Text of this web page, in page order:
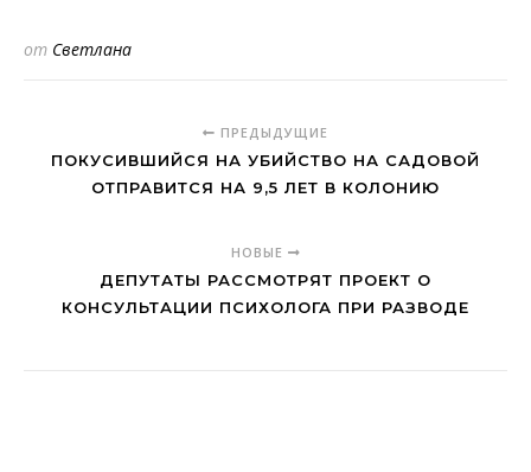
от Светлана
ПРЕДЫДУЩИЕ
ПОКУСИВШИЙСЯ НА УБИЙСТВО НА САДОВОЙ
ОТПРАВИТСЯ НА 9,5 ЛЕТ В КОЛОНИЮ
НОВЫЕ
ДЕПУТАТЫ РАССМОТРЯТ ПРОЕКТ О
КОНСУЛЬТАЦИИ ПСИХОЛОГА ПРИ РАЗВОДЕ